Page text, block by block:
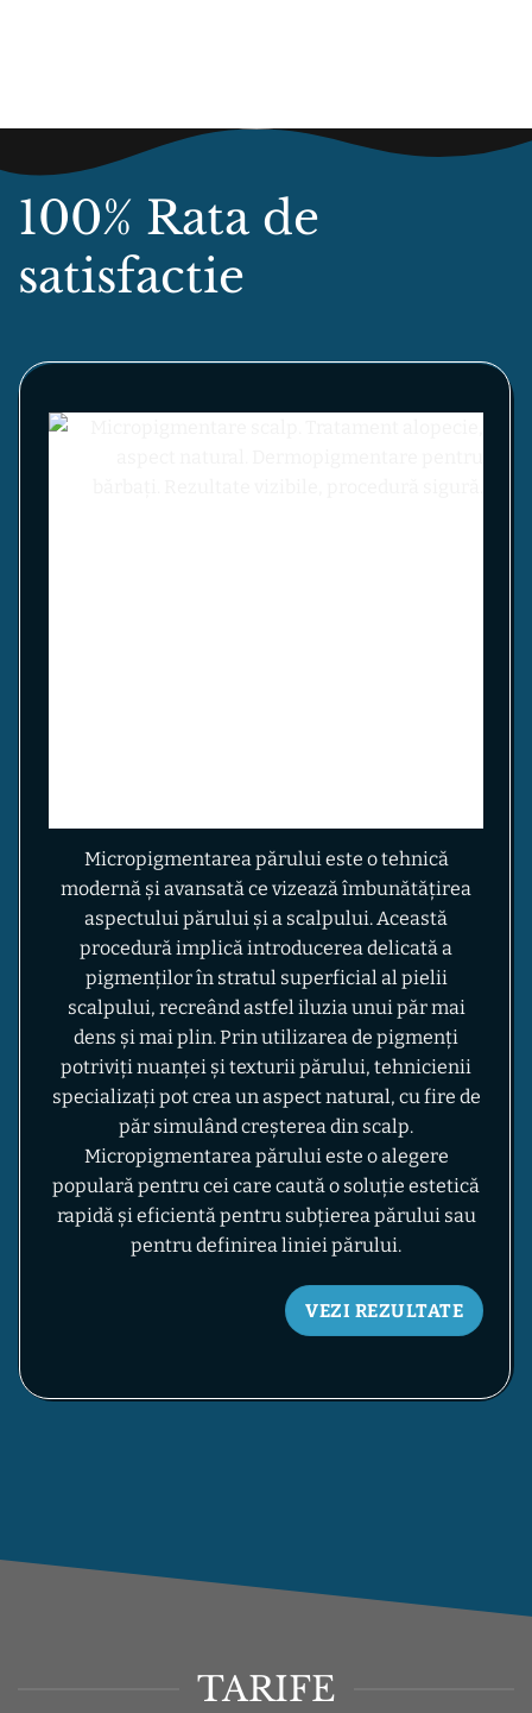
100% Rata de
satisfactie
Micropigmentarea părului este o tehnică
modernă și avansată ce vizează îmbunătățirea
aspectului părului și a scalpului. Această
procedură implică introducerea delicată a
pigmenților în stratul superficial al pielii
scalpului, recreând astfel iluzia unui păr mai
dens și mai plin. Prin utilizarea de pigmenți
potriviți nuanței și texturii părului, tehnicienii
specializați pot crea un aspect natural, cu fire de
păr simulând creșterea din scalp.
Micropigmentarea părului este o alegere
populară pentru cei care caută o soluție estetică
rapidă și eficientă pentru subțierea părului sau
pentru definirea liniei părului.
VEZI REZULTATE
TARIFE